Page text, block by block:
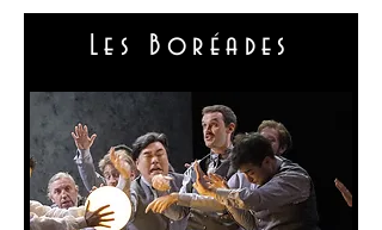
Les Boréades